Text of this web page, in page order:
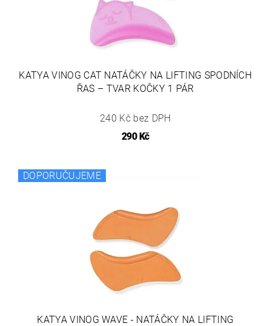
KATYA VINOG CAT NATÁČKY NA LIFTING SPODNÍCH
ŘAS – TVAR KOČKY 1 PÁR
240 Kč bez DPH
290 Kč
DOPORUČUJEME
KATYA VINOG WAVE - NATÁČKY NA LIFTING